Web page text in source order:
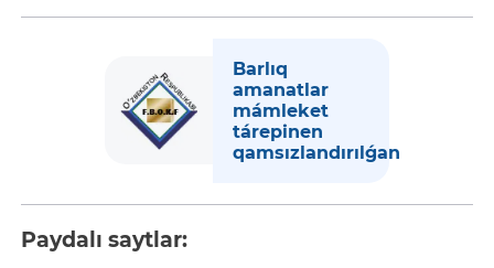
Barlıq
amanatlar
mámleket
tárepinen
qamsızlandırılǵan
Paydalı saytlar: